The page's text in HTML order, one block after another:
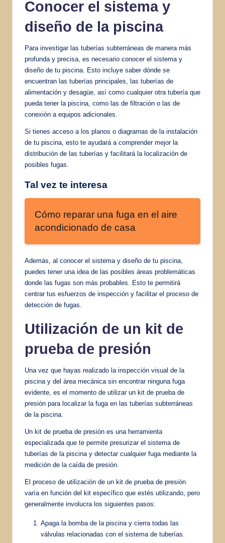
Conocer el sistema y
diseño de la piscina
Para investigar las tuberías subterráneas de manera más
profunda y precisa, es necesario conocer el sistema y
diseño de tu piscina. Esto incluye saber dónde se
encuentran las tuberías principales, las tuberías de
alimentación y desagüe, así como cualquier otra tubería que
pueda tener la piscina, como las de filtración o las de
conexión a equipos adicionales.
Si tienes acceso a los planos o diagramas de la instalación
de tu piscina, esto te ayudará a comprender mejor la
distribución de las tuberías y facilitará la localización de
posibles fugas.
Tal vez te interesa
Cómo reparar una fuga en el aire
acondicionado de casa
Además, al conocer el sistema y diseño de tu piscina,
puedes tener una idea de las posibles áreas problemáticas
donde las fugas son más probables. Esto te permitirá
centrar tus esfuerzos de inspección y facilitar el proceso de
detección de fugas.
Utilización de un kit de
prueba de presión
Una vez que hayas realizado la inspección visual de la
piscina y del área mecánica sin encontrar ninguna fuga
evidente, es el momento de utilizar un kit de prueba de
presión para localizar la fuga en las tuberías subterráneas
de la piscina.
Un kit de prueba de presión es una herramienta
especializada que te permite presurizar el sistema de
tuberías de la piscina y detectar cualquier fuga mediante la
medición de la caída de presión.
El proceso de utilización de un kit de prueba de presión
varía en función del kit específico que estés utilizando, pero
generalmente involucra los siguientes pasos:
Apaga la bomba de la piscina y cierra todas las
válvulas relacionadas con el sistema de tuberías.